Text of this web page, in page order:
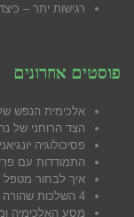
רגישות יתר –
פוסטים אחרונים
אלכימית הנפש
הצד הרוחני של
פסיכולוגיה
התמודדות עם
איך לבחור מטפל
4 השלכות שהורה נרקיסיסט משליך על ילדיו
מסע האלכימיה